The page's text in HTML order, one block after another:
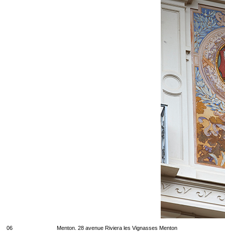
06 Menton. 28 avenue Riviera les Vignasses Menton